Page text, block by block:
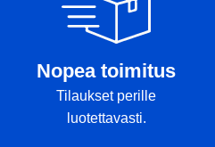
Nopea toimitus
Tilaukset perille
luotettavasti.